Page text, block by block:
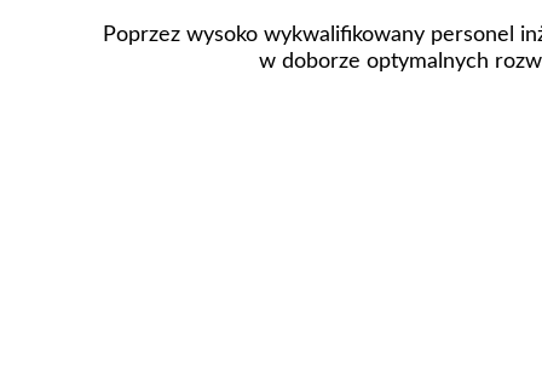
Poprzez wysoko wykwalifikowany personel
w doborze optymalnych